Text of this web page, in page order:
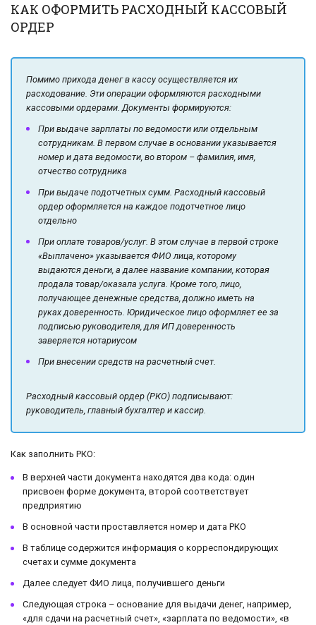
КАК ОФОРМИТЬ РАСХОДНЫЙ КАССОВЫЙ
ОРДЕР
Помимо прихода денег в кассу осуществляется их
расходование. Эти операции оформляются расходными
кассовыми ордерами. Документы формируются:
При выдаче зарплаты по ведомости или отдельным
сотрудникам. В первом случае в основании указывается
номер и дата ведомости, во втором – фамилия, имя,
отчество сотрудника
При выдаче подотчетных сумм. Расходный кассовый
ордер оформляется на каждое подотчетное лицо
отдельно
При оплате товаров/услуг. В этом случае в первой строке
«Выплачено» указывается ФИО лица, которому
выдаются деньги, а далее название компании, которая
продала товар/оказала услуга. Кроме того, лицо,
получающее денежные средства, должно иметь на
руках доверенность. Юридическое лицо оформляет ее за
подписью руководителя, для ИП доверенность
заверяется нотариусом
При внесении средств на расчетный счет.
Расходный кассовый ордер (РКО) подписывают:
руководитель, главный бухгалтер и кассир.
Как заполнить РКО:
В верхней части документа находятся два кода: один
присвоен форме документа, второй соответствует
предприятию
В основной части проставляется номер и дата РКО
В таблице содержится информация о корреспондирующих
счетах и сумме документа
Далее следует ФИО лица, получившего деньги
Следующая строка – основание для выдачи денег, например,
«для сдачи на расчетный счет», «зарплата по ведомости», «в